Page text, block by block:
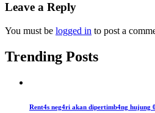
Leave a Reply
You must be logged in to post a
Trending Posts
Rent4s neg4ri akan dipertimb4ng hujung